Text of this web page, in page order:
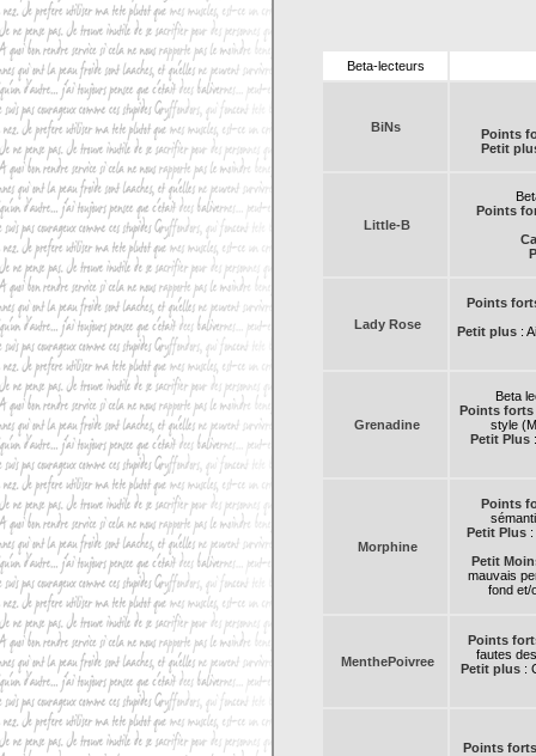
Beta-lecteurs
BiNs
Points
Petit
Little-B
Points
Lady Rose
Points
Petit plus:
Grenadine
Beta
Points forts
style
Petit Plus:
Morphine
Points
Petit Plus
Petit
mauvais
fond et/
MenthePoivree
Points
fautes
Petit plus:
Points forts